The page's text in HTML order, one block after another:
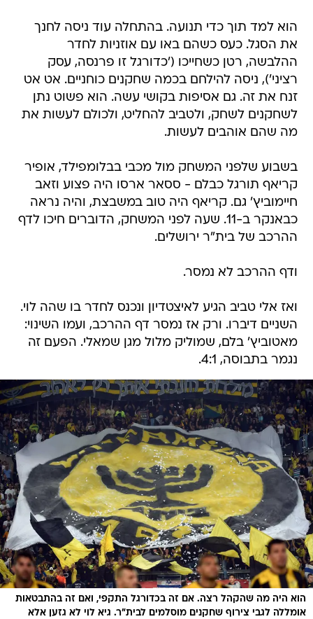
הוא למד תוך כדי תנועה. בהתחלה עוד ניסה לחנך
את הסגל. כעס כשהם באו עם אוזניות לחדר
ההלבשה, רטן כשחייכו ('כדורגל זו פרנסה, עסק
רציני'), ניסה להילחם בכמה שחקנים כוחניים. אט אט
זנח את זה. גם אסיפות בקושי עשה. הוא פשוט נתן
לשחקנים לשחק, ולטביב להחליט, ולכולם לעשות את
מה שהם אוהבים לעשות.
בשבוע שלפני המשחק מול מכבי בבלומפילד, אופיר
קריאף תורגל כבלם - ססאר ארסו היה פצוע וזאב
חיימוביץ' גם. קריאף היה טוב במשבצת, והיה נראה
כבאנקר ב-11. שעה לפני המשחק, הדוברים חיכו לדף
ההרכב של בית"ר ירושלים.
ודף ההרכב לא נמסר.
ואז אלי טביב הגיע לאיצטדיון ונכנס לחדר בו שהה לוי.
השניים דיברו. ורק אז נמסר דף ההרכב, ועמו השינוי:
מאטוביץ' בלם, שמוליק מלול מגן שמאלי. הפעם זה
נגמר בתבוסה, 4:1.
הוא היה מה שהקהל רצה. אם זה בכדורגל התקפי, ואם זה בהתבטאות
אומללה לגבי צירוף שחקנים מוסלמים לבית"ר. גיא לוי לא גזען אלא